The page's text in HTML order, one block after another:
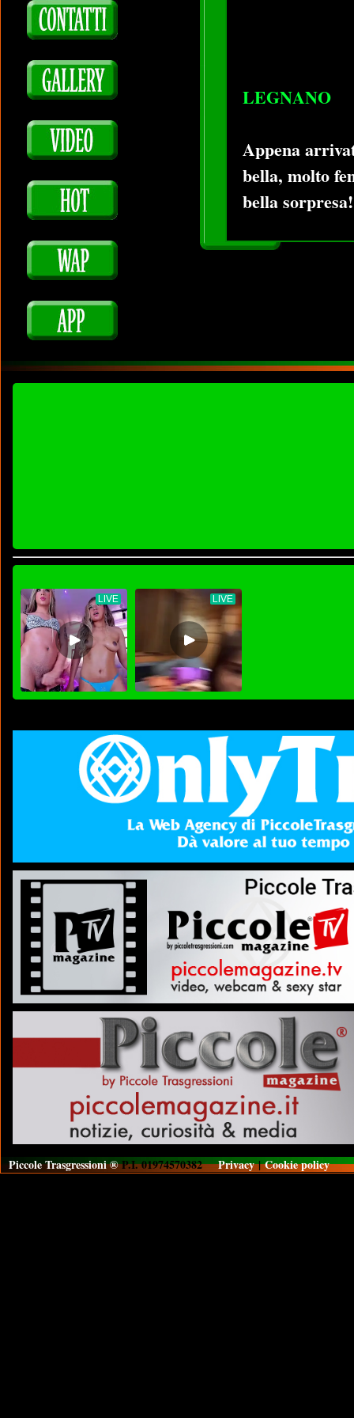
LEGNANO
Appena
bella, molto
bella
Piccole Trasgressioni ®P.I. 01974570382Privacy|Cookie policy